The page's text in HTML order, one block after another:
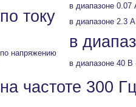
по току
в диапазоне
в диапазоне 2.3
по напряжению
в
в диапазоне 40 В
на частоте 300